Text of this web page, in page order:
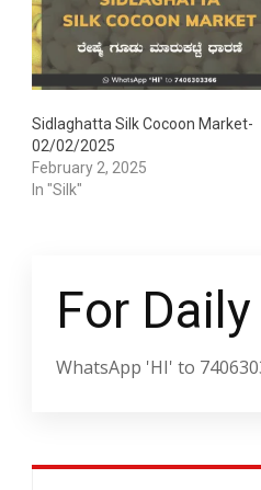
Sidlaghatta Silk Cocoon Market-
02/02/2025
February 2, 2025
In "Silk"
For
WhatsApp 'HI' to